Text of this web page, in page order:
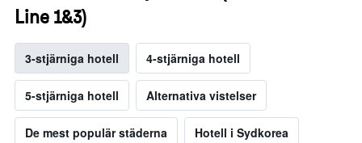
Line 1&3)
3-stjärniga hotell 4-stjärniga hotell
5-stjärniga hotell Alternativa vistelser
De mest populär städerna Hotell i Sydkorea